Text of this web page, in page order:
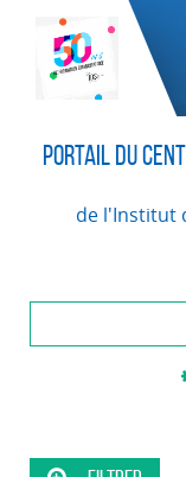
Portail du
de l'Institut